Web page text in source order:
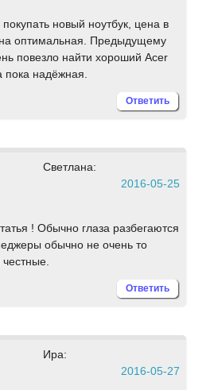
новый ноутбук, цена в
оптимальная. Предыдущему
повезло найти хороший Асеr
пока надёжная.
Ответить
Светлана:
2016-05-25
! Обычно глаза разбегаются
обычно не очень то
Ответить
Ира:
2016-05-27